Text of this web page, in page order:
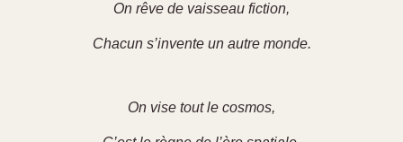
On rêve de vaisseau fiction,
Chacun s’invente un autre monde.
On vise tout le cosmos,